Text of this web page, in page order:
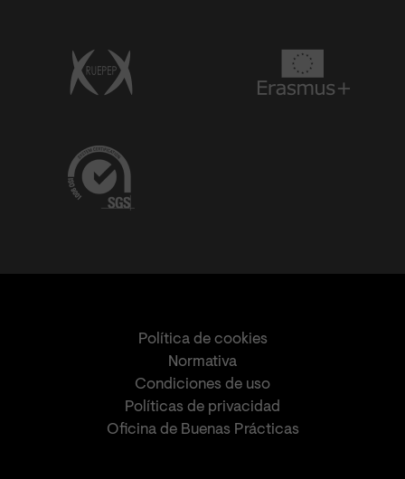
Política de cookies
Normativa
Condiciones de uso
Políticas de privacidad
Oficina de Buenas Prácticas